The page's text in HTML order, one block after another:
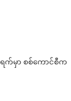
ရက်မှာ စစ်ကောင်စီက